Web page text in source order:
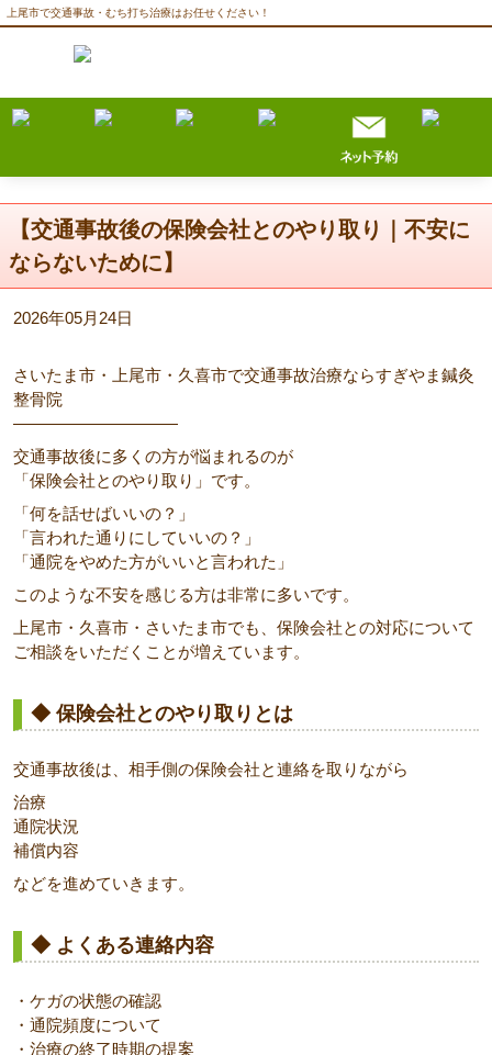
上尾市で交通事故・むち打ち治療はお任せください！
【交通事故後の保険会社とのやり取り｜不安に
ならないために】
2026年05月24日
さいたま市・上尾市・久喜市で交通事故治療ならすぎやま鍼灸
整骨院
――――――――――
交通事故後に多くの方が悩まれるのが
「保険会社とのやり取り」です。
「何を話せばいいの？」
「言われた通りにしていいの？」
「通院をやめた方がいいと言われた」
このような不安を感じる方は非常に多いです。
上尾市・久喜市・さいたま市でも、保険会社との対応について
ご相談をいただくことが増えています。
◆ 保険会社とのやり取りとは
交通事故後は、相手側の保険会社と連絡を取りながら
治療
通院状況
補償内容
などを進めていきます。
◆ よくある連絡内容
・ケガの状態の確認
・通院頻度について
・治療の終了時期の提案